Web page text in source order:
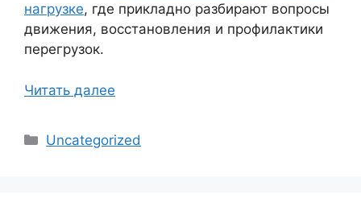
нагрузке, где прикладно разбирают вопросы
движения, восстановления и профилактики
перегрузок.
Читать далее
Рубрики
Uncategorized